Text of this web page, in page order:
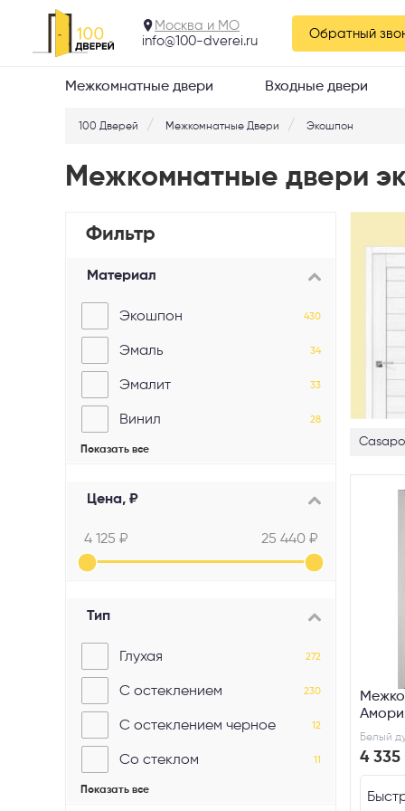
Москва и МО
info@100-dverei.ru
Обратный
Межкомнатные двери Входные двери
100 Дверей Межкомнатные Двери Экошпон
Межкомнатные двери
Фильтр
Материал
Экошпон 430
Эмаль 34
Эмалит 33
Винил 28
Ламинированные и ПВХ
Показать все
Цена, ₽
4 125 ₽ 25 440 ₽
Тип
Глухая 272
С остеклением 230
С остеклением черное 12
Со стеклом 11
Белое сатинированное
Показать все
Белый
4 335